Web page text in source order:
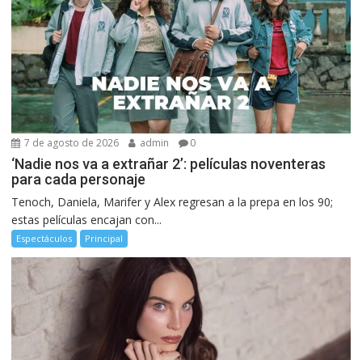
7 de agosto de 2026 admin 0
‘Nadie nos va a extrañar 2’: películas noventeras
para cada personaje
Tenoch, Daniela, Marifer y Alex regresan a la prepa en los 90;
estas películas encajan con...
Espectáculos Principal